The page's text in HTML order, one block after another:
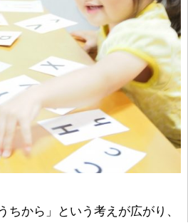
ちから」という考えが広がり、